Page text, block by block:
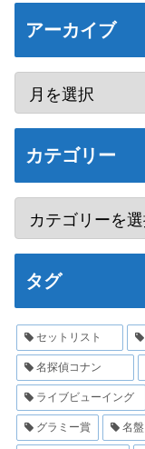
アーカイブ
カテゴリー
タグ
セットリスト
名探偵コナン
ライブビューイング
グラミー賞 名盤